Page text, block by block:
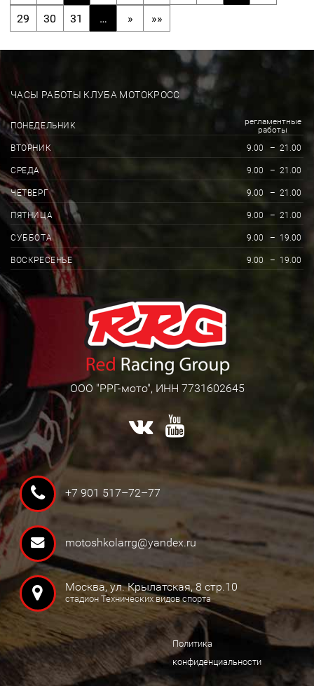
29 30 31 … » »»
ЧАСЫ РАБОТЫ КЛУБА МОТОКРОСС
ПОНЕДЕЛЬНИК
регламентные
работы
ВТОРНИК
9.00 – 21.00
СРЕДА 9.00 – 21.00
ЧЕТВЕРГ 9.00 – 21.00
ПЯТНИЦА 9.00 – 21.00
СУББОТА 9.00 – 19.00
ВОСКРЕСЕНЬЕ 9.00 – 19.00
ООО "РРГ-мото", ИНН 7731602645
+7 901 517–72–77
motoshkolarrg@yandex.ru
Москва, ул. Крылатская, 8 стр.10
стадион Технических видов спорта
Политика
конфиденциальности